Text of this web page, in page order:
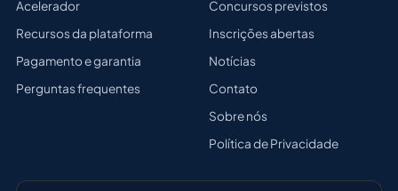
Acelerador
Recursos da plataforma
Pagamento e garantia
Perguntas frequentes
Concursos previstos
Inscrições abertas
Notícias
Contato
Sobre nós
Política de Privacidade